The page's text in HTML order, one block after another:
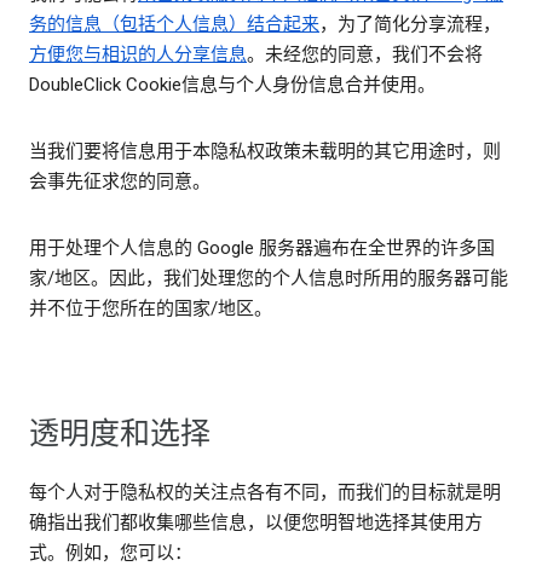
务的信息（包括个人信息）结合起来，为了简化分享流程，
方便您与相识的人分享信息。未经您的同意，我们不会将
DoubleClick Cookie信息与个人身份信息合并使用。
当我们要将信息用于本隐私权政策未载明的其它用途时，则
会事先征求您的同意。
用于处理个人信息的 Google 服务器遍布在全世界的许多国
家/地区。因此，我们处理您的个人信息时所用的服务器可能
并不位于您所在的国家/地区。
透明度和选择
每个人对于隐私权的关注点各有不同，而我们的目标就是明
确指出我们都收集哪些信息，以便您明智地选择其使用方
式。例如，您可以：